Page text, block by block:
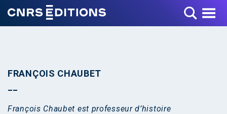
Toggle Menu
FRANÇOIS CHAUBET
François Chaubet est professeur d’histoire